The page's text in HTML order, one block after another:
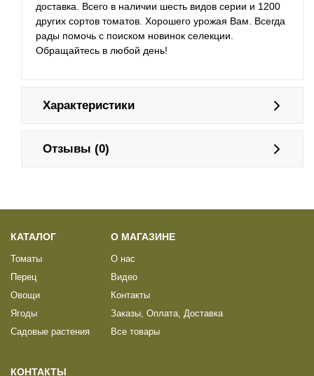
доставка. Всего в наличии шесть видов серии и 1200
других сортов томатов. Хорошего урожая Вам. Всегда
рады помочь с поиском новинок селекции.
Обращайтесь в любой день!
Характеристики
Отзывы (0)
КАТАЛОГ
Томаты
Перец
Овощи
Ягоды
Садовые растения
О МАГАЗИНЕ
О нас
Видео
Контакты
Заказы, Оплата, Доставка
Все товары
КОНТАКТЫ